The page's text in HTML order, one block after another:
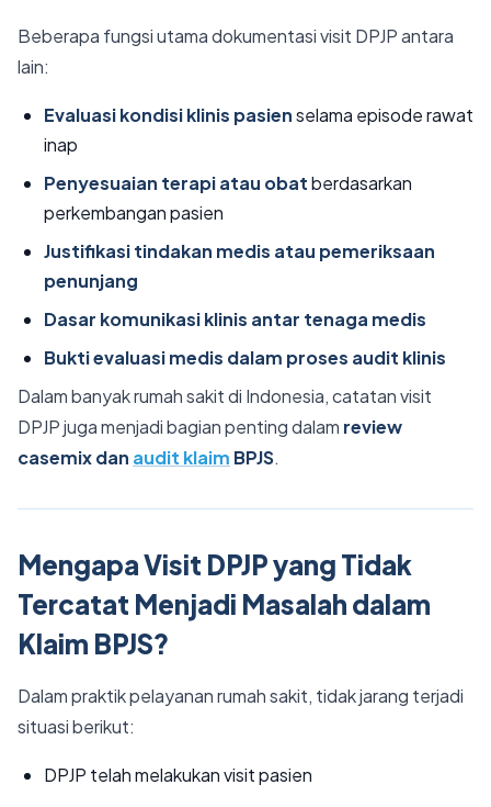
Beberapa fungsi utama dokumentasi visit DPJP antara
lain:
Evaluasi kondisi klinis pasienselama episode rawat
inap
Penyesuaian terapi atau obatberdasarkan
perkembangan pasien
Justifikasi tindakan medis atau pemeriksaan
penunjang
Dasar komunikasi klinis antar tenaga medis
Bukti evaluasi medis dalam proses audit klinis
Dalam banyak rumah sakit di Indonesia, catatan visit
DPJP juga menjadi bagian penting dalam review
casemix dan audit klaim BPJS.
Mengapa Visit DPJP yang Tidak
Tercatat Menjadi Masalah dalam
Klaim BPJS?
Dalam praktik pelayanan rumah sakit, tidak jarang terjadi
situasi berikut:
DPJP telah melakukan visit pasien